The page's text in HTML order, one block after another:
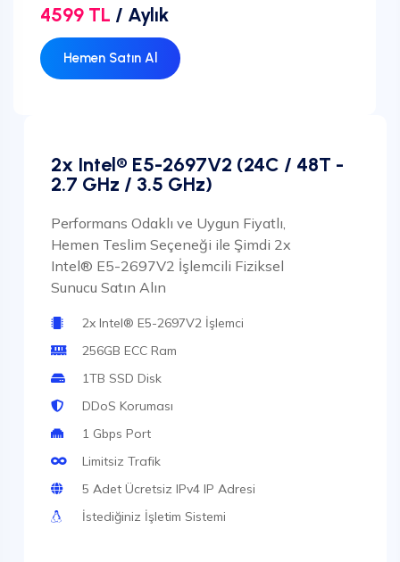
Hemen Satın Al
4599 TL / Aylık
2x Intel® E5-2697V2 (24C / 48T -
2.7 GHz / 3.5 GHz)
Performans Odaklı ve Uygun Fiyatlı,
Hemen Teslim Seçeneği ile Şimdi 2x
Intel® E5-2697V2 İşlemcili Fiziksel
Sunucu Satın Alın
2x Intel® E5-2697V2 İşlemci
256GB ECC Ram
1TB SSD Disk
DDoS Koruması
1 Gbps Port
Limitsiz Trafik
5 Adet Ücretsiz IPv4 IP Adresi
İstediğiniz İşletim Sistemi